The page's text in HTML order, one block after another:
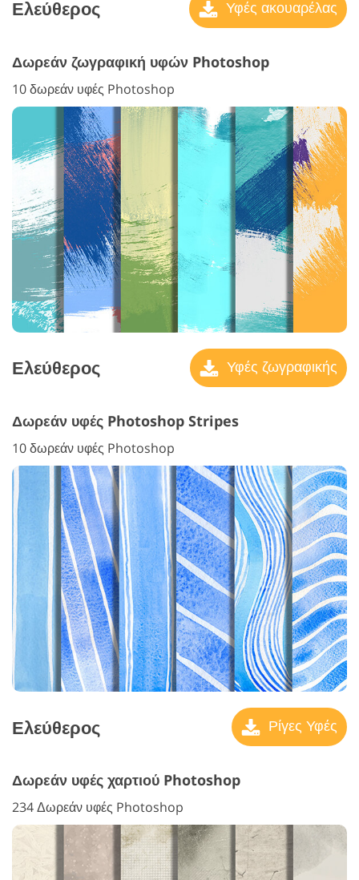
Ελεύθερος Υφές ακουαρέλας
Δωρεάν ζωγραφική υφών Photoshop
10 δωρεάν υφές Photoshop
Ελεύθερος Υφές ζωγραφικής
Δωρεάν υφές Photoshop Stripes
10 δωρεάν υφές Photoshop
Ελεύθερος Ρίγες Υφές
Δωρεάν υφές χαρτιού Photoshop
234 Δωρεάν υφές Photoshop